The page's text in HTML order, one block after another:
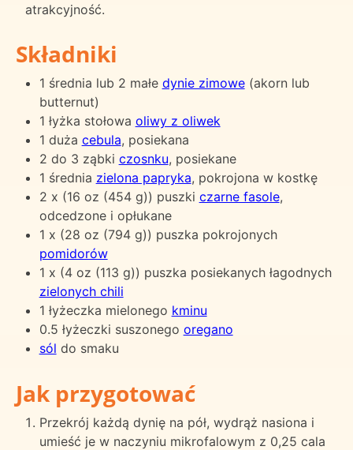
atrakcyjność.
Składniki
1 średnia lub 2 małe dynie zimowe(akorn lub
butternut)
1 łyżka stołowa oliwy z oliwek
1 duża cebula, posiekana
2 do 3 ząbki czosnku, posiekane
1 średnia zielona papryka, pokrojona w kostkę
2 x (16 oz (454 g)) puszki czarne fasole,
odcedzone i opłukane
1 x (28 oz (794 g)) puszka pokrojonych
pomidorów
1 x (4 oz (113 g)) puszka posiekanych łagodnych
zielonych chili
1 łyżeczka mielonego kminu
0.5 łyżeczki suszonego oregano
sól do smaku
Jak przygotować
Przekrój każdą dynię na pół, wydrąż nasiona i
umieść je w naczyniu mikrofalowym z 0,25 cala